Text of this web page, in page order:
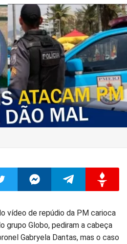
Compartilhar
no
Compartilhar
no
no
vídeo de repúdio da PM carioca
grupo Globo, pediram a cabeça
Gabryela Dantas, mas o caso